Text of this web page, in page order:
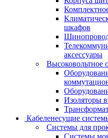
шкафов
аксессуары
Высоковольтное
Изоляторы
Кабеленесущие
Системы для
Системы